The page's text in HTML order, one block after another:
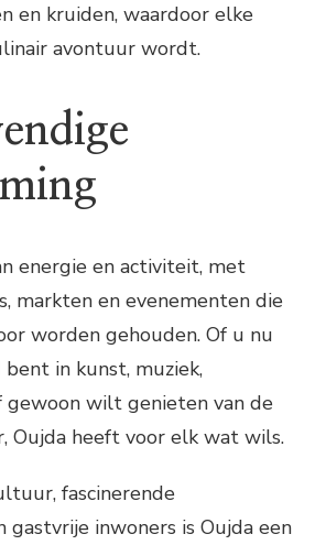
en kruiden, waardoor elke
avontuur wordt.
energie en activiteit, met
markten en evenementen die
worden gehouden. Of u nu
in kunst, muziek,
gewoon wilt genieten van de
Oujda heeft voor elk wat wils.
fascinerende
gastvrije inwoners is Oujda een